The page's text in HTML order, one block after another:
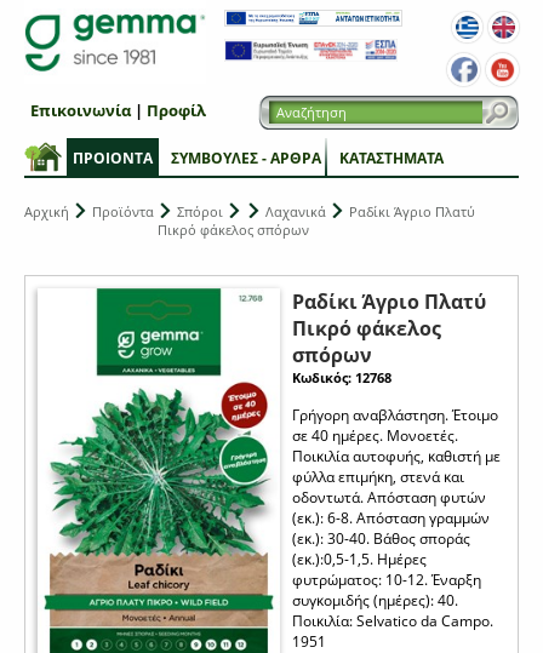
ΠΡΟΙΟΝΤΑ ΣΥΜΒΟΥΛΕΣ - ΑΡΘΡΑ ΚΑΤΑΣΤΗΜΑΤΑ
Επικοινωνία| Προφίλ
Αρχική Προϊόντα Σπόροι Λαχανικά
Ραδίκι Άγριο Πλατύ
Πικρό φάκελος σπόρων
Ραδίκι Άγριο Πλατύ
Πικρό φάκελος
σπόρων
Κωδικός: 12768
Γρήγορη αναβλάστηση. Έτοιμο
σε 40 ημέρες. Μονοετές.
Ποικιλία αυτοφυής, καθιστή με
φύλλα επιμήκη, στενά και
οδοντωτά. Απόσταση φυτών
(εκ.): 6-8. Απόσταση γραμμών
(εκ.): 30-40. Βάθος σποράς
(εκ.):0,5-1,5. Ημέρες
φυτρώματος: 10-12. Έναρξη
συγκομιδής (ημέρες): 40.
Ποικιλία: Selvatico da Campo.
1951